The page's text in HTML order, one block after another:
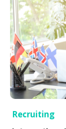
Recruiting